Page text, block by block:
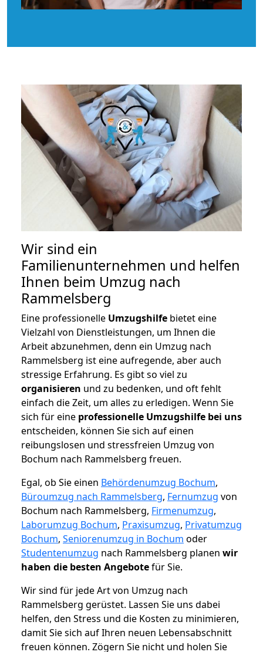
Wir sind ein
Familienunternehmen und helfen
Ihnen beim Umzug nach
Rammelsberg
Eine professionelle Umzugshilfe bietet eine
Vielzahl von Dienstleistungen, um Ihnen die
Arbeit abzunehmen, denn ein Umzug nach
Rammelsberg ist eine aufregende, aber auch
stressige Erfahrung. Es gibt so viel zu
organisieren und zu bedenken, und oft fehlt
einfach die Zeit, um alles zu erledigen. Wenn Sie
sich für eine professionelle Umzugshilfe bei uns
entscheiden, können Sie sich auf einen
reibungslosen und stressfreien Umzug von
Bochum nach Rammelsberg freuen.
Egal, ob Sie einen Behördenumzug Bochum,
Büroumzug nach Rammelsberg, Fernumzug von
Bochum nach Rammelsberg, Firmenumzug,
Laborumzug Bochum, Praxisumzug, Privatumzug
Bochum, Seniorenumzug in Bochum oder
Studentenumzug nach Rammelsberg planen wir
haben die besten Angebotefür Sie.
Wir sind für jede Art von Umzug nach
Rammelsberg gerüstet. Lassen Sie uns dabei
helfen, den Stress und die Kosten zu minimieren,
damit Sie sich auf Ihren neuen Lebensabschnitt
freuen können. Zögern Sie nicht und holen Sie